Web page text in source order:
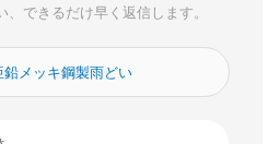
できるだけ早く返信します。
メッキ鋼製雨どい